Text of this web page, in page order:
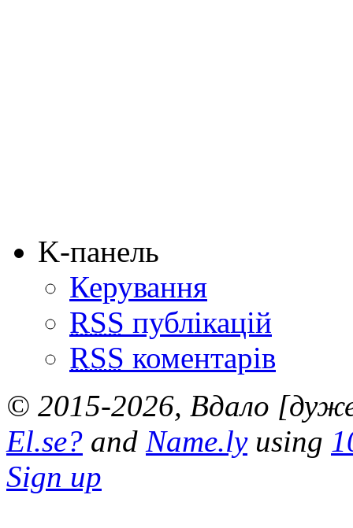
K-панель
Керування
RSS публікацій
RSS коментарів
© 2015-2026, Вдало
El.se? and Name.lyusing
Sign up